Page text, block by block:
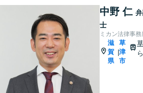
中野 仁
士
ミカン法律事務
滋
賀
県
|
草
津
市